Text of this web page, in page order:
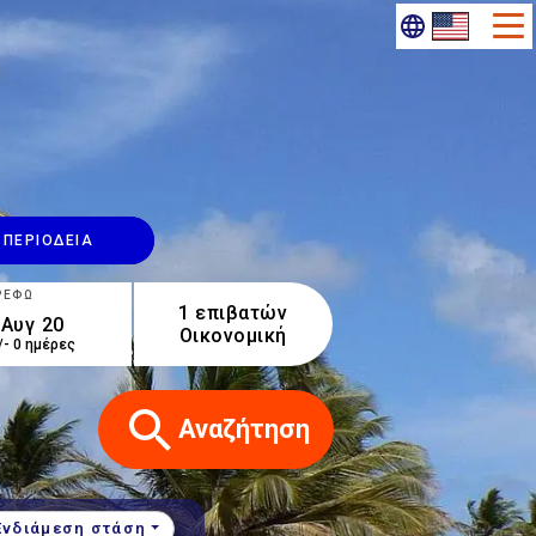
ΠΕΡΙΟΔΕΊΑ
0 ημέρες
1 επιβατών
Οικονομική
Αναζήτηση
στάση